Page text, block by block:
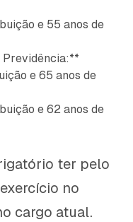
e 55 anos de
Previdência:**
e 65 anos de
e 62 anos de
ter pelo
no
cargo atual.